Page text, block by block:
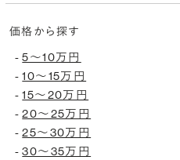
価格から探す
-5〜10万円
-10〜15万円
-15〜20万円
-20〜25万円
-25〜30万円
-30〜35万円